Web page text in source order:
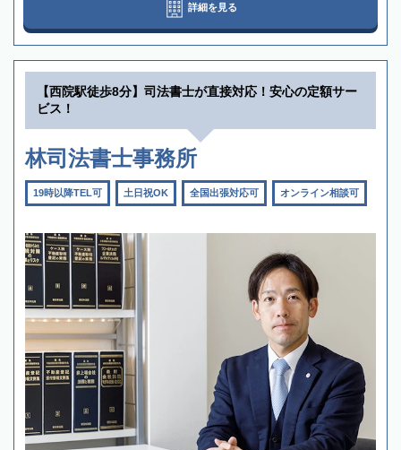
詳細を見る
【西院駅徒歩8分】司法書士が直接対応！安心の定額サー
ビス！
林司法書士事務所
19時以降TEL可 土日祝OK 全国出張対応可 オンライン相談可